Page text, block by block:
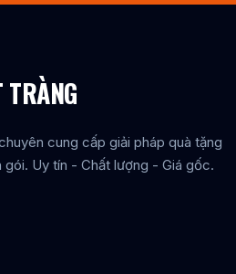
TRÀNG
cung cấp giải pháp quà tặng
Uy tín - Chất lượng - Giá gốc.